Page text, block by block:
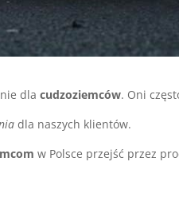
dlacudzoziemców. Oni
dla naszych klientów.
w Polsce przejść przez